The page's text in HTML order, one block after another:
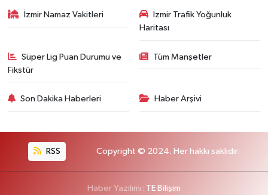
İzmir Namaz Vakitleri
İzmir Trafik Yoğunluk
Haritası
Süper Lig Puan Durumu ve
Fikstür
Tüm Manşetler
Son Dakika Haberleri Haber Arşivi
RSS Copyright © 2024. Her hakkı saklıdır.
Haber Yazılımı: TE Bilişim